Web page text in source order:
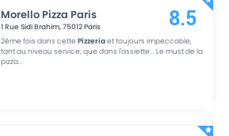
Morello Pizza Paris
1 Rue Sidi Brahim,75012Paris
2ème fois dans cettePizzeriaet toujours impeccable,
tant au niveau service, que dans l'assiette .. Le must de la
pizza...
8.5